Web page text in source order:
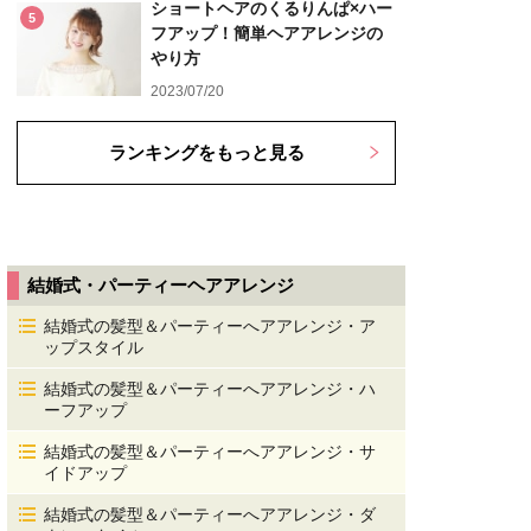
5
ショートヘアのくるりんぱ×ハー
フアップ！簡単ヘアアレンジの
やり方
2023/07/20
ランキングをもっと見る
結婚式・パーティーヘアアレンジ
結婚式の髪型＆パーティーへアアレンジ・ア
ップスタイル
結婚式の髪型＆パーティーへアアレンジ・ハ
ーフアップ
結婚式の髪型＆パーティーへアアレンジ・サ
イドアップ
結婚式の髪型＆パーティーへアアレンジ・ダ